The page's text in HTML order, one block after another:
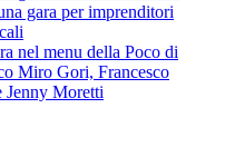
gara per imprenditori
nel menu della Poco di
Miro Gori, Francesco
Jenny Moretti